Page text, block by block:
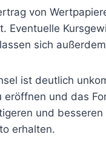
von
Eventuelle
sich
ist deutlich
eröffnen und das
und
erhalten.